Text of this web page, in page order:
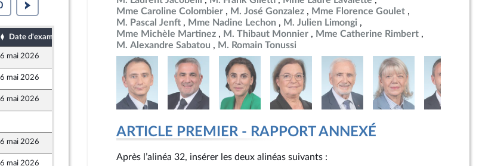
Date d'examen Date de dépôt
6 mai 2026 29 avril 2026
6 mai 2026
6 mai 2026
6 mai 2026 29 avril 2026
6 mai 2026
Mme Caroline Colombier
M. José Gonzalez
Mme Florence Goulet
M. Pascal Jenft
Mme Nadine Lechon
M. Julien Limongi
Mme Michèle Martinez
M. Thibaut Monnier
Mme Catherine Rimbert
M. Alexandre Sabatou
M. Romain Tonussi
ARTICLE PREMIER - RAPPORT ANNEXÉ
Après l’alinéa 32, insérer les deux alinéas suivants :